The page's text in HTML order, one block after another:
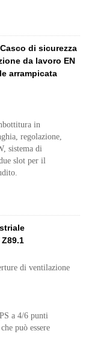
di sicurezza
da lavoro EN
arrampicata
in
regolazione,
sistema di
slot per il
di ventilazione
a 4/6 punti
può essere